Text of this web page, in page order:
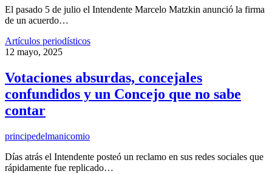
El pasado 5 de julio el Intendente Marcelo Matzkin anunció la firma
de un acuerdo…
Artículos periodísticos
12 mayo, 2025
Votaciones absurdas, concejales
confundidos y un Concejo que no sabe
contar
principedelmanicomio
Días atrás el Intendente posteó un reclamo en sus redes sociales que
rápidamente fue replicado…